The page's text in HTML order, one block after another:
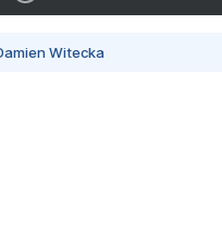
Witecka